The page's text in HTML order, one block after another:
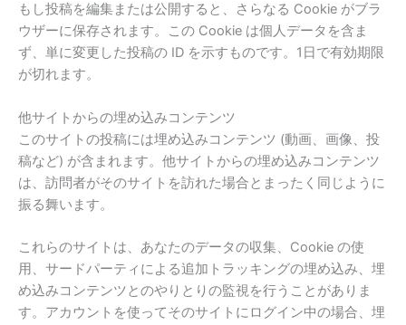
もし投稿を編集または公開すると、さらなる Cookie がブラ
ウザーに保存されます。この Cookie は個人データを含ま
ず、単に変更した投稿の ID を示すものです。1日で有効期限
が切れます。
他サイトからの埋め込みコンテンツ
このサイトの投稿には埋め込みコンテンツ (動画、画像、投
稿など) が含まれます。他サイトからの埋め込みコンテンツ
は、訪問者がそのサイトを訪れた場合とまったく同じように
振る舞います。
これらのサイトは、あなたのデータの収集、Cookie の使
用、サードパーティによる追加トラッキングの埋め込み、埋
め込みコンテンツとのやりとりの監視を行うことがありま
す。アカウントを使ってそのサイトにログイン中の場合、埋